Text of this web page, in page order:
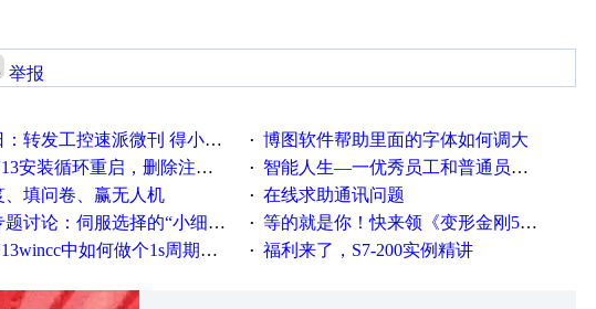
举报
发工控速派微刊 得小米手环 中奖通知 · 博图软件帮助里面的字体如何调大
装循环重启，删除注册表信息没有用 · 智能人生—一优秀员工和普通员工差别，精辟到位！
、填问卷、赢无人机 · 在线求助通讯问题
论：伺服选择的“小细节大学问”奖励公告 · 等的就是你！快来领《变形金刚5》观影券
中如何做个1s周期循环的脚本 · 福利来了，S7-200实例精讲